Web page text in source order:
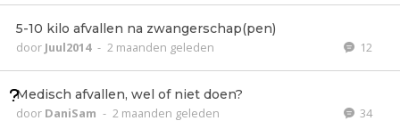
5-10 kilo afvallen na zwangerschap(pen)
door Juul2014 - 2 maanden geleden 12
Medisch afvallen, wel of niet doen?
door DaniSam - 2 maanden geleden 34